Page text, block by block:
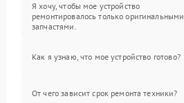
Я хочу, чтобы мое устройство
ремонтировалось только оригинальными
запчастями.
Как я узнаю, что мое устройство готово?
От чего зависит срок ремонта техники?